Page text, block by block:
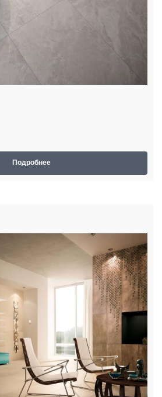
Подробнее